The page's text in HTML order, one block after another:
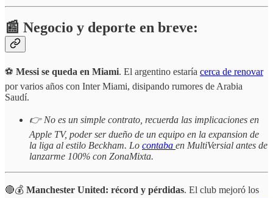
📰 Negocio y deporte en breve:
⚽️ Messi se queda en Miami. El argentino estaría cerca de renovar
por varios años con Inter Miami, disipando rumores de Arabia
Saudí.
👉 No es un simple contrato, recuerda las implicaciones en
Apple TV, poder ser dueño de un equipo en la expansion de
la liga al estilo Beckham. Lo contaba en MultiVersial antes de
lanzarme 100% con ZonaMixta.
🔴💰 Manchester United: récord y pérdidas. El club mejoró los